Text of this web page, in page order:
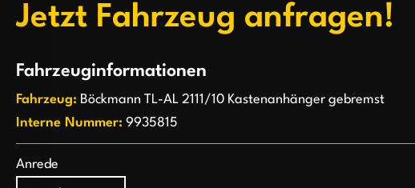
Jetzt Fahrzeug anfragen!
Fahrzeuginformationen
Fahrzeug: Böckmann TL-AL 2111/10 Kastenanhänger gebremst
Interne Nummer: 9935815
Anrede